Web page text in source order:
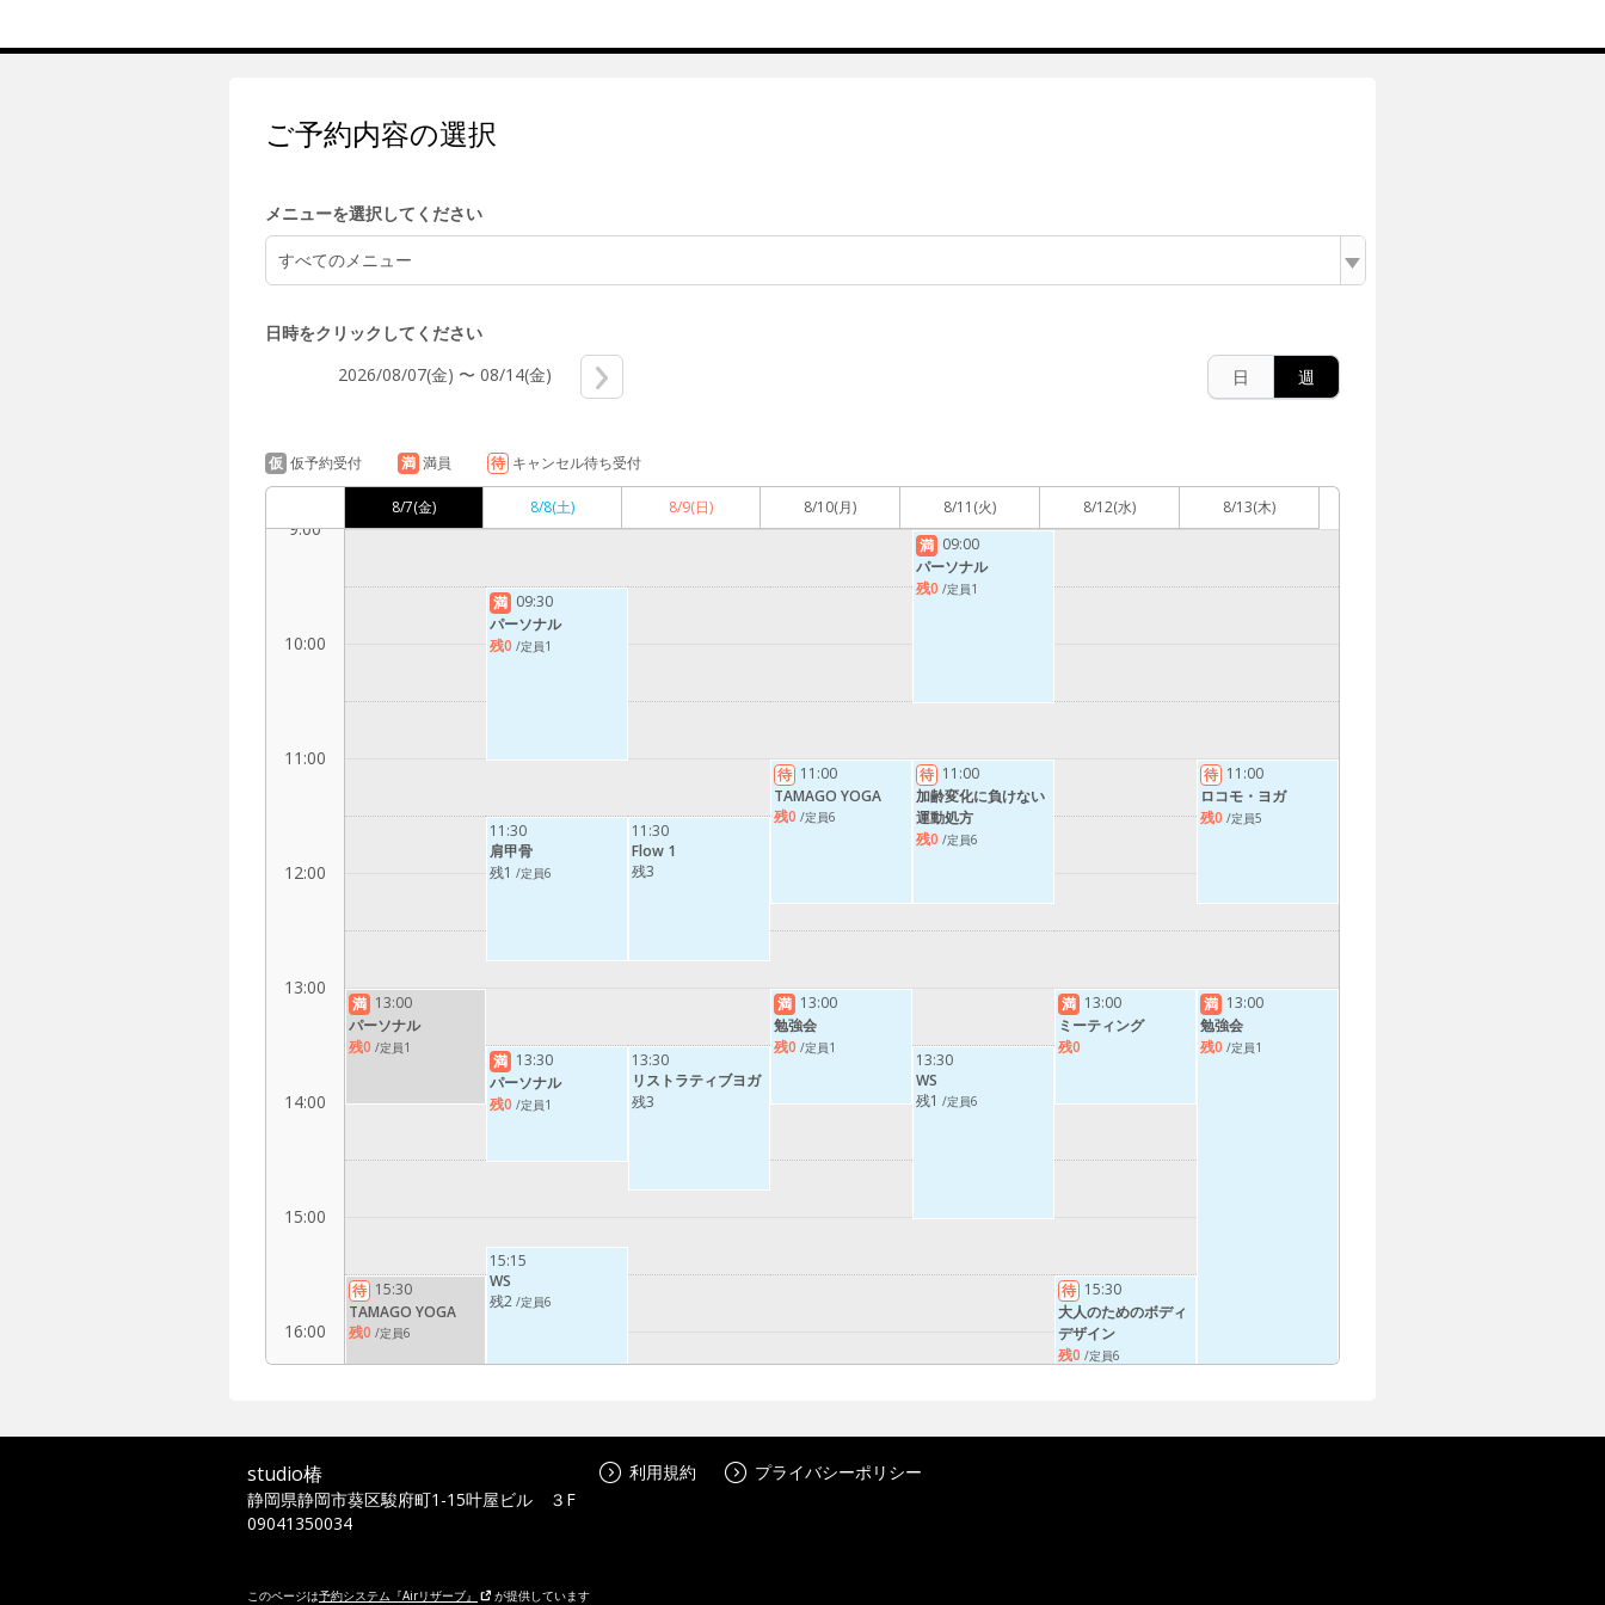
ご予約内容の選択
メニューを選択してください
すべてのメニュー
日時をクリックしてください
日
週
2026/08/07(金) 〜 08/14(金)
仮 仮予約受付 満 満員 待 キャンセル待ち受付
8/7(金) 8/8(土) 8/9(日) 8/10(月) 8/11 (火) 8/12(水) 8/13(木)
9:00
10:00
11:00
12:00
13:00
14:00
15:00
16:00
満 13:00
パーソナル
残0 /定員1
待 15:30
TAMAGO YOGA
残0 /定員6
満 09:30
パーソナル
残0 /定員1
11:30
肩甲骨
残1 /定員6
満 13:30
パーソナル
残0 /定員1
15:15
WS
残2 /定員6
11:30
Flow 1
残3
13:30
リストラティブヨガ
残3
待 11:00
TAMAGO YOGA
残0 /定員6
満 13:00
勉強会
残0 /定員1
満 09:00
パーソナル
残0 /定員1
待 11:00
加齢変化に負けない
運動処方
残0 /定員6
13:30
WS
残1 /定員6
満 13:00
ミーティング
残0
待 15:30
大人のためのボディ
デザイン
残0 /定員6
待 11:00
ロコモ・ヨガ
残0 /定員5
満 13:00
勉強会
残0 /定員1
studio椿
静岡県静岡市葵区駿府町1-15叶屋ビル ３F
09041350034
利用規約 プライバシーポリシー
このページは予約システム『Airリザーブ』 が提供しています